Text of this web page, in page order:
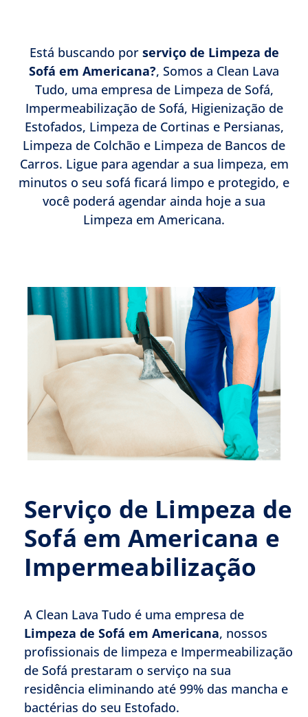
Está buscando por serviço de Limpeza de
Sofá em Americana?, Somos a Clean Lava
Tudo, uma empresa de Limpeza de Sofá,
Impermeabilização de Sofá, Higienização de
Estofados, Limpeza de Cortinas e Persianas,
Limpeza de Colchão e Limpeza de Bancos de
Carros. Ligue para agendar a sua limpeza, em
minutos o seu sofá ficará limpo e protegido, e
você poderá agendar ainda hoje a sua
Limpeza em Americana.
Serviço de Limpeza de
Sofá em Americana e
Impermeabilização
A Clean Lava Tudo é uma empresa de
Limpeza de Sofá em Americana, nossos
profissionais de limpeza e Impermeabilização
de Sofá prestaram o serviço na sua
residência eliminando até 99% das mancha e
bactérias do seu Estofado.